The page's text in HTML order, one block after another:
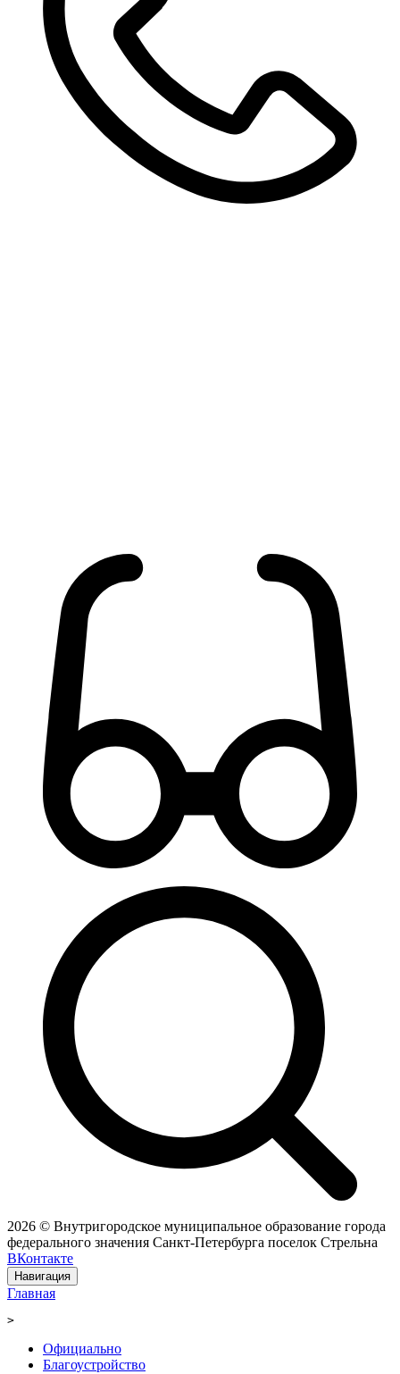
2026 © Внутригородское муниципальное образование города
федерального значения Санкт-Петербурга поселок Стрельна
ВКонтакте
Навигация
Главная
>
Официально
Благоустройство